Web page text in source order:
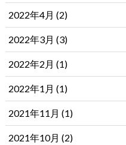
2022年4月 (2)
2022年3月 (3)
2022年2月 (1)
2022年1月 (1)
2021年11月 (1)
2021年10月 (2)